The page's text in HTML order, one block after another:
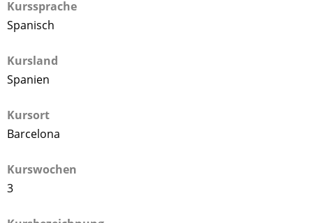
Kurssprache
Spanisch
Kursland
Spanien
Kursort
Barcelona
Kurswochen
3